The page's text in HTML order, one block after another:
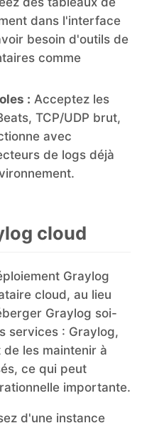
dans l'interface
besoin d'outils de
comme
: Acceptez les
TCP/UDP brut,
avec
de logs déjà
cloud
Graylog
cloud, au lieu
Graylog soi-
services : Graylog,
de les maintenir à
ce qui peut
importante.
d'une instance